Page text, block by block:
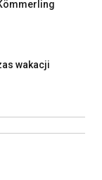
wakacji